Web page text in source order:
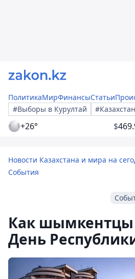
ПолитикаМирФинансыСтатьи
#Выборы в Курултай
+26° $
Новости Казахстана и мира на
События
Как шымкентцы
День